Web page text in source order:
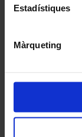
Estadístiques
Màrqueting